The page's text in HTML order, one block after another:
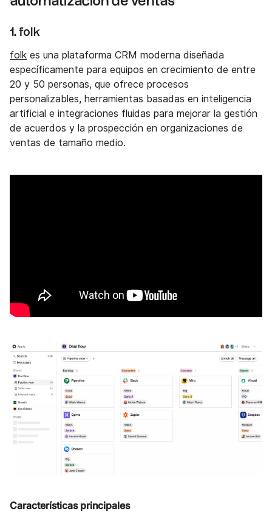
1. folk
folk es una plataforma CRM moderna diseñada
específicamente para equipos en crecimiento de entre
20 y 50 personas, que ofrece procesos
personalizables, herramientas basadas en inteligencia
artificial e integraciones fluidas para mejorar la gestión
de acuerdos y la prospección en organizaciones de
ventas de tamaño medio.
Características principales